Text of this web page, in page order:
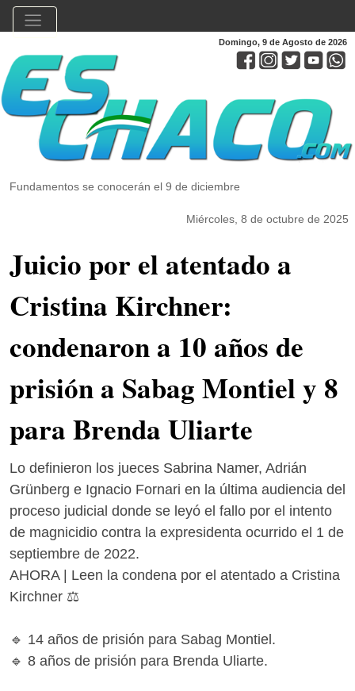
Domingo, 9 de Agosto de 2026
Fundamentos se conocerán el 9 de diciembre
Miércoles, 8 de octubre de 2025
Juicio por el atentado a
Cristina Kirchner:
condenaron a 10 años de
prisión a Sabag Montiel y 8
para Brenda Uliarte
Lo definieron los jueces Sabrina Namer, Adrián
Grünberg e Ignacio Fornari en la última audiencia del
proceso judicial donde se leyó el fallo por el intento
de magnicidio contra la expresidenta ocurrido el 1 de
septiembre de 2022.
AHORA | Leen la condena por el atentado a Cristina
Kirchner ⚖️
🔹 14 años de prisión para Sabag Montiel.
🔹 8 años de prisión para Brenda Uliarte.